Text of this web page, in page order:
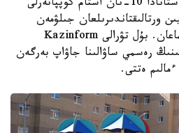
استانا. KAZINFORM - استانادا 10-نان استام كوپپاتەرلى
ورتالىقتاندىرىلعان جىلۋمەن
جابدىقتاۋ جۇيەسىنە قوسىلماعان. بۇل تۋرالى Kazinform
رەسمي ساۋالىنا جاۋاپ بەرگەن
ەتتى.